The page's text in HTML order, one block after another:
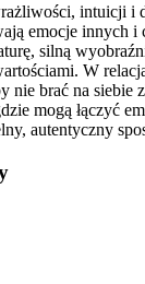
intuicji i
emocje innych i
silną
W
nie brać na siebie
mogą łączyć
autentyczny